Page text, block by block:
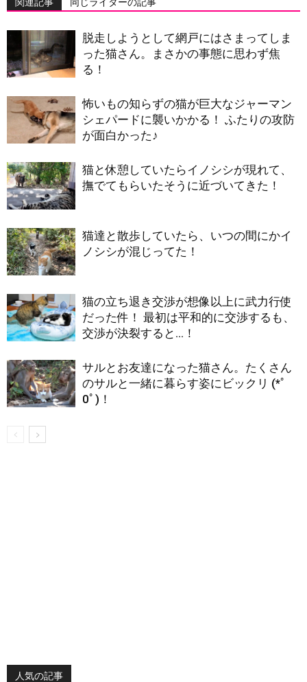
脱走しようとして網戸にはさまってしま
った猫さん。まさかの事態に思わず焦
る！
怖いもの知らずの猫が巨大なジャーマン
シェパードに襲いかかる！ ふたりの攻防
が面白かった♪
猫と休憩していたらイノシシが現れて、
撫でてもらいたそうに近づいてきた！
猫達と散歩していたら、いつの間にかイ
ノシシが混じってた！
猫の立ち退き交渉が想像以上に武力行使
だった件！ 最初は平和的に交渉するも、
交渉が決裂すると…！
サルとお友達になった猫さん。たくさん
のサルと一緒に暮らす姿にビックリ (*ﾟ
0ﾟ)！
人気の記事